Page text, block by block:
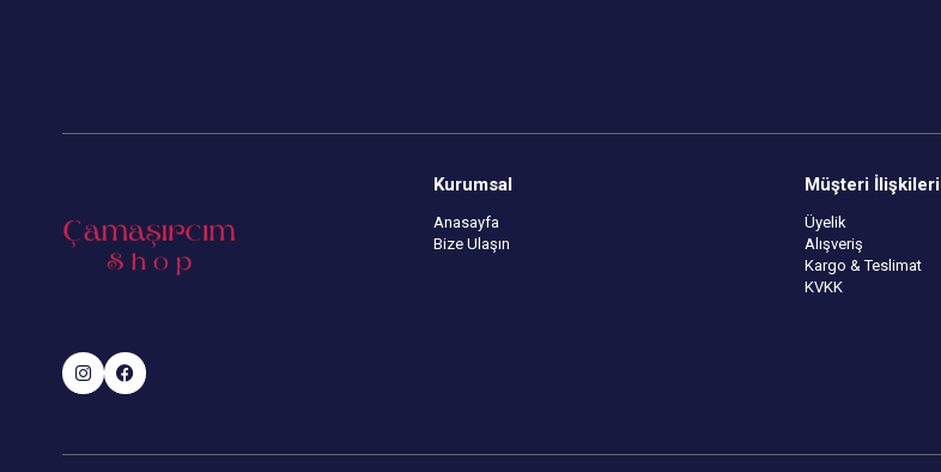
Kurumsal
Anasayfa
Bize Ulaşın
Müşteri İlişkileri
Üyelik
Alışveriş
Kargo & Teslimat
KVKK